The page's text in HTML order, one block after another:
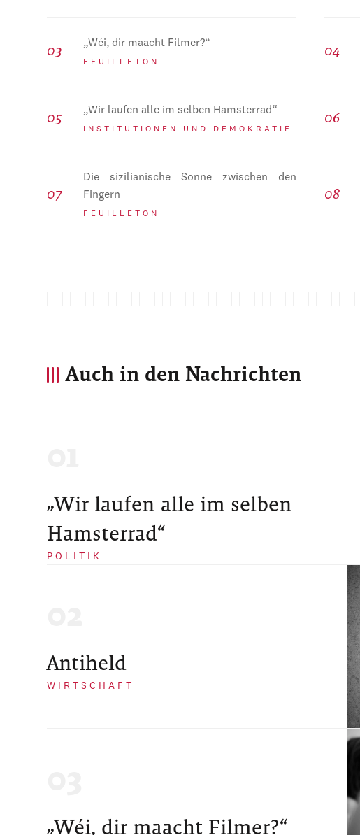
„Wéi, dir maacht Filmer?“
FEUILLETON
„Wir laufen alle im selben Hamsterrad“
INSTITUTIONEN UND DEMOKRATIE
Die sizilianische Sonne zwischen den
Fingern
FEUILLETON
Auch in den Nachrichten
„Wir laufen alle im selben
Hamsterrad“
POLITIK
Antiheld
WIRTSCHAFT
„Wéi, dir maacht Filmer?“